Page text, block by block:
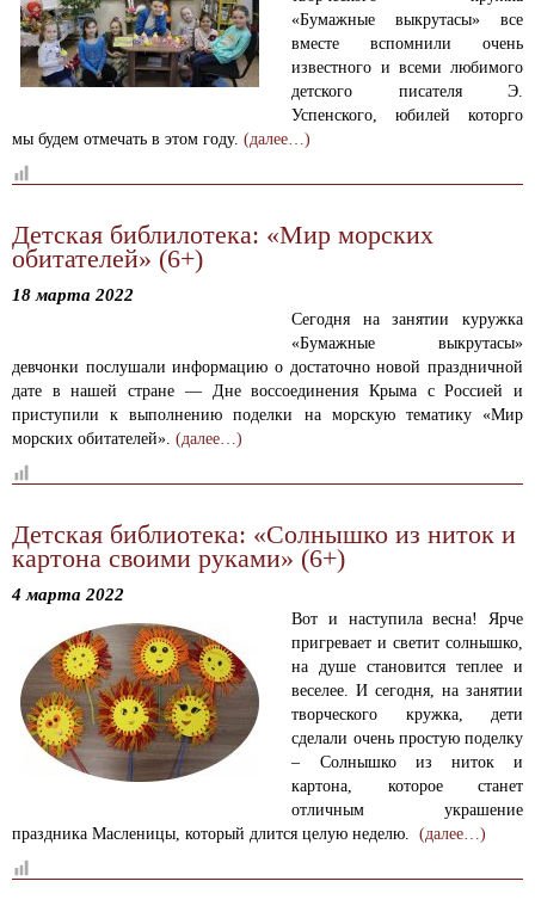
«Бумажные выкрутасы» все
вместе вспомнили очень
известного и всеми любимого
детского писателя Э.
Успенского, юбилей которго
мы будем отмечать в этом году. (далее…)
Детская библилотека: «Мир морских
обитателей» (6+)
18 марта 2022
Сегодня на занятии куружка
«Бумажные выкрутасы»
девчонки послушали информацию о достаточно новой праздничной
дате в нашей стране — Дне воссоединения Крыма с Россией и
приступили к выполнению поделки на морскую тематику «Мир
морских обитателей». (далее…)
Детская библиотека: «Солнышко из ниток и
картона своими руками» (6+)
4 марта 2022
Вот и наступила весна! Ярче
пригревает и светит солнышко,
на душе становится теплее и
веселее. Исегодня, на занятии
творческого кружка, дети
сделали очень простую поделку
– Солнышко из ниток и
картона, которое станет
отличным украшение
праздника Масленицы, который длится целую неделю. (далее…)